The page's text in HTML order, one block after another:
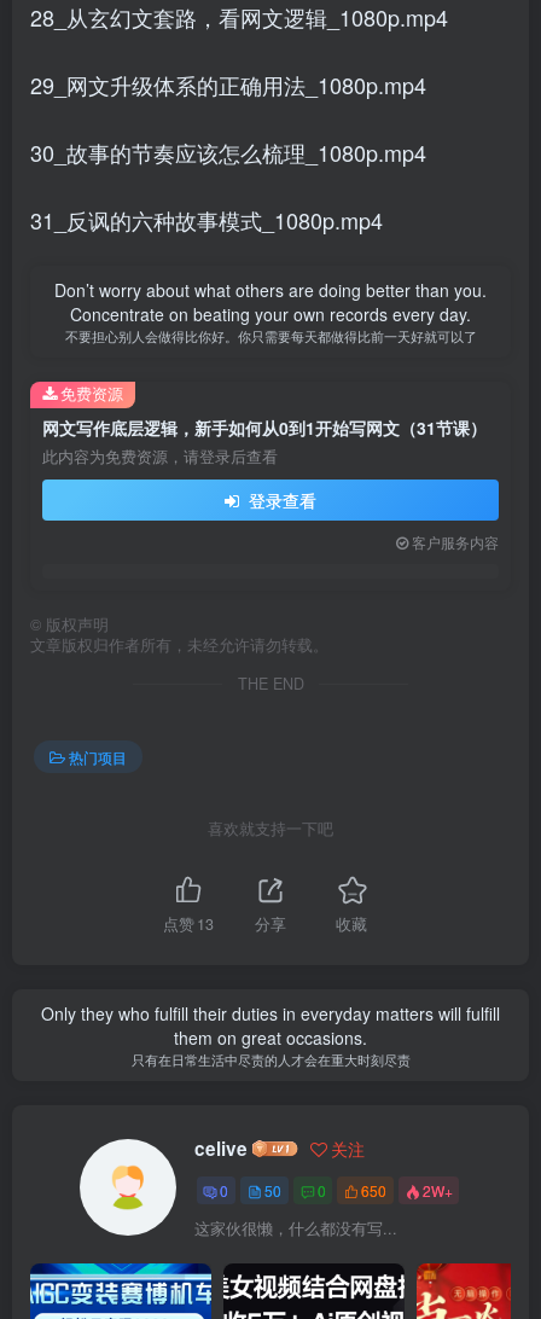
28_从玄幻文套路，看网文逻辑_1080p.mp4
29_网文升级体系的正确用法_1080p.mp4
30_故事的节奏应该怎么梳理_1080p.mp4
31_反讽的六种故事模式_1080p.mp4
Don’t worry about what others are doing better than you.
Concentrate on beating your own records every day.
不要担心别人会做得比你好。你只需要每天都做得比前一天好就可以了
网文写作底层逻辑，新手如何从0到1开始写网文（31节课）
此内容为免费资源，请登录后查看
登录查看
客户服务内容
免费资源
© 版权声明
文章版权归作者所有，未经允许请勿转载。
THE END
热门项目
喜欢就支持一下吧
点赞13 分享 收藏
Only they who fulfill their duties in everyday matters will fulfill
them on great occasions.
只有在日常生活中尽责的人才会在重大时刻尽责
celive 关注
0 50 0 650 2W+
这家伙很懒，什么都没有写...